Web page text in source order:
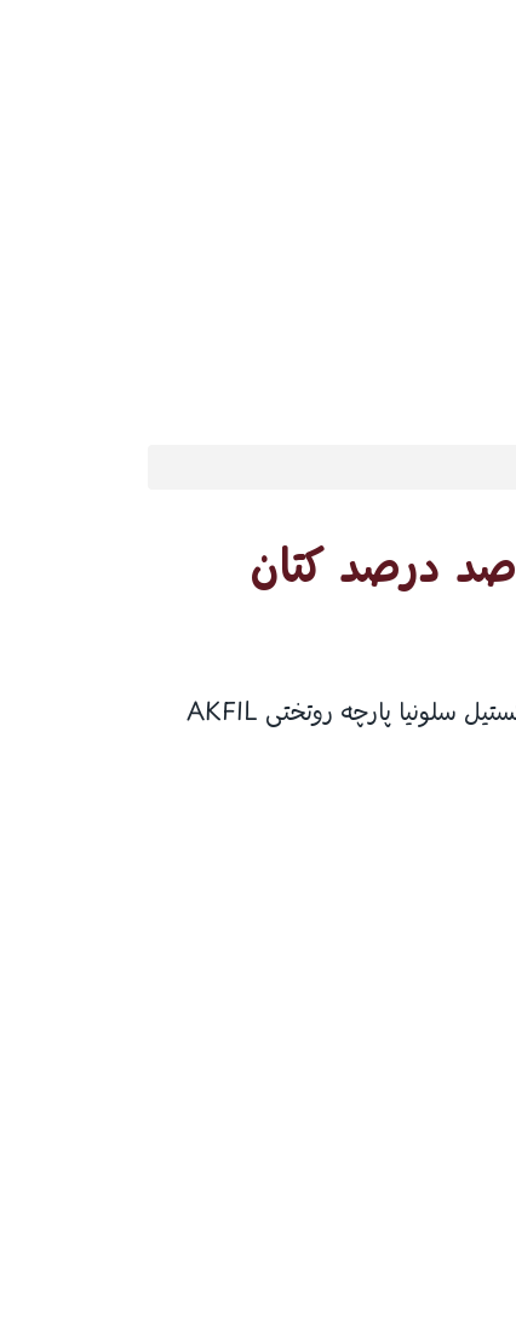
اکفیل AKFIL صد درصد کتان
پارچه ترک استانبول چلیک تکستیل سلونیا پارچه روتختی AKFIL